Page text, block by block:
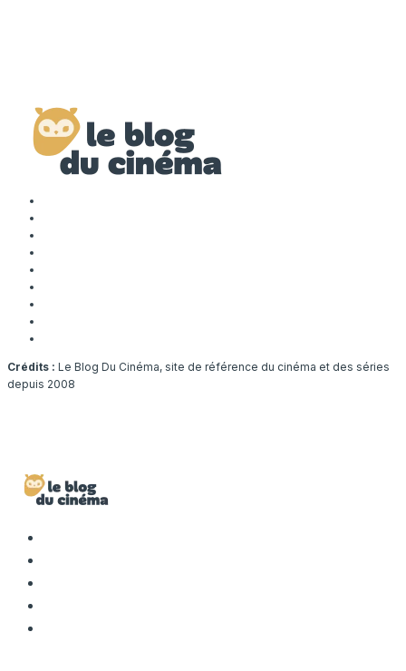
Crédits : Le Blog Du Cinéma, site de référence du cinéma et des séries
depuis 2008